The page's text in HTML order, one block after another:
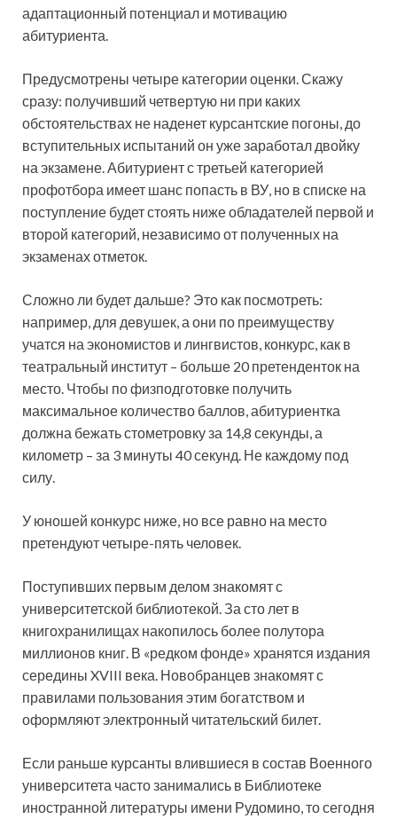
адаптационный потенциал и мотивацию
абитуриента.
Предусмотрены четыре категории оценки. Скажу
сразу: получивший четвертую ни при каких
обстоятельствах не наденет курсантские погоны, до
вступительных испытаний он уже заработал двойку
на экзамене. Абитуриент с третьей категорией
профотбора имеет шанс попасть в ВУ, но в списке на
поступление будет стоять ниже обладателей первой и
второй категорий, независимо от полученных на
экзаменах отметок.
Сложно ли будет дальше? Это как посмотреть:
например, для девушек, а они по преимуществу
учатся на экономистов и лингвистов, конкурс, как в
театральный институт – больше 20 претенденток на
место. Чтобы по физподготовке получить
максимальное количество баллов, абитуриентка
должна бежать стометровку за 14,8 секунды, а
километр – за 3 минуты 40 секунд. Не каждому под
силу.
У юношей конкурс ниже, но все равно на место
претендуют четыре-пять человек.
Поступивших первым делом знакомят с
университетской библиотекой. За сто лет в
книгохранилищах накопилось более полутора
миллионов книг. В «редком фонде» хранятся издания
середины XVIII века. Новобранцев знакомят с
правилами пользования этим богатством и
оформляют электронный читательский билет.
Если раньше курсанты влившиеся в состав Военного
университета часто занимались в Библиотеке
иностранной литературы имени Рудомино, то сегодня